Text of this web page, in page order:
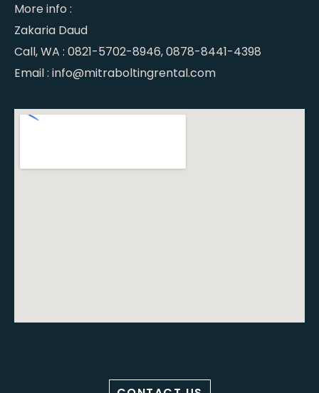
More info :
Zakaria Daud
Call, WA : 0821-5702-8946, 0878-8441-4398
Email : info@mitraboltingrental.com